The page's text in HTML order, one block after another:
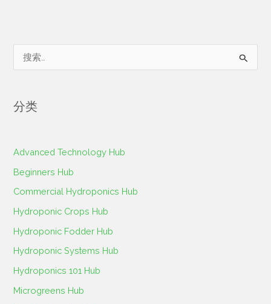
分类
Advanced Technology Hub
Beginners Hub
Commercial Hydroponics Hub
Hydroponic Crops Hub
Hydroponic Fodder Hub
Hydroponic Systems Hub
Hydroponics 101 Hub
Microgreens Hub